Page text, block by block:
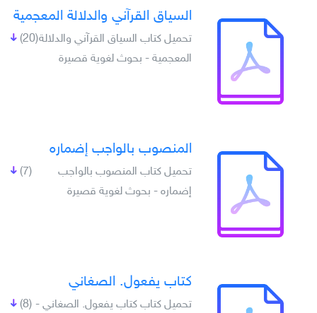
السياق القرآني والدلالة المعجمية
(20)تحميل كتاب السياق القرآني والدلالة
المعجمية - بحوث لغوية قصيرة
المنصوب بالواجب إضماره
(7)
تحميل كتاب المنصوب بالواجب
إضماره - بحوث لغوية قصيرة
كتاب يفعول. الصغاني
(8) تحميل كتاب كتاب يفعول. الصغاني -